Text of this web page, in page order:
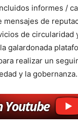
informes /
mensajes de
de circularidad
galardonada
realizar un
y la gobernanza.